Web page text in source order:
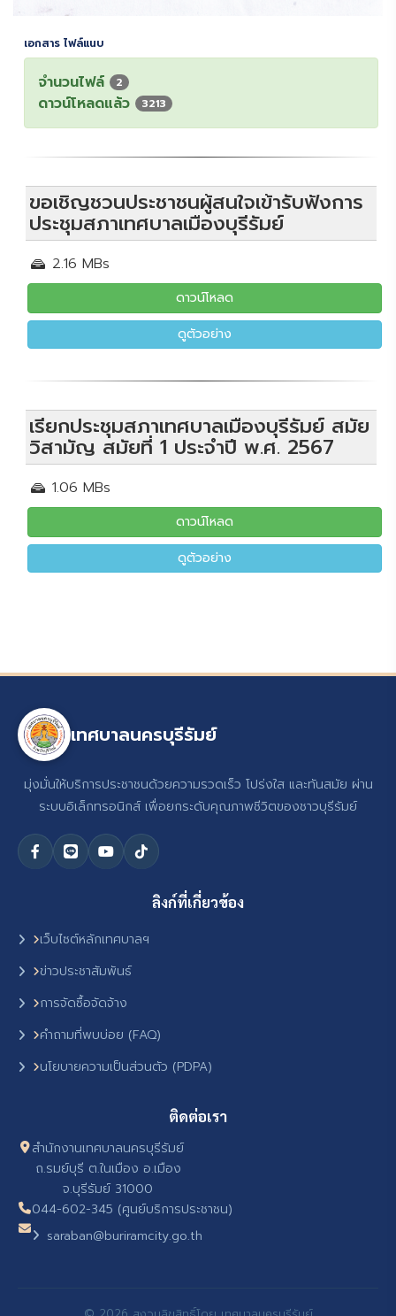
เอกสาร ไฟล์แนบ
จำนวนไฟล์ 2
ดาวน์โหลดแล้ว 3213
ขอเชิญชวนประชาชนผู้สนใจเข้ารับฟังการ
ประชุมสภาเทศบาลเมืองบุรีรัมย์
2.16 MBs
ดาวน์โหลด
ดูตัวอย่าง
เรียกประชุมสภาเทศบาลเมืองบุรีรัมย์ สมัย
วิสามัญ สมัยที่ 1 ประจำปี พ.ศ. 2567
1.06 MBs
ดาวน์โหลด
ดูตัวอย่าง
เทศบาลนครบุรีรัมย์
มุ่งมั่นให้บริการประชาชนด้วยความรวดเร็ว โปร่งใส และทันสมัย ผ่าน
ระบบอิเล็กทรอนิกส์ เพื่อยกระดับคุณภาพชีวิตของชาวบุรีรัมย์
ลิงก์ที่เกี่ยวข้อง
เว็บไซต์หลักเทศบาลฯ
ข่าวประชาสัมพันธ์
การจัดซื้อจัดจ้าง
คำถามที่พบบ่อย (FAQ)
นโยบายความเป็นส่วนตัว (PDPA)
ติดต่อเรา
สำนักงานเทศบาลนครบุรีรัมย์
ถ.รมย์บุรี ต.ในเมือง อ.เมือง
จ.บุรีรัมย์ 31000
044-602-345 (ศูนย์บริการประชาชน)
saraban@buriramcity.go.th